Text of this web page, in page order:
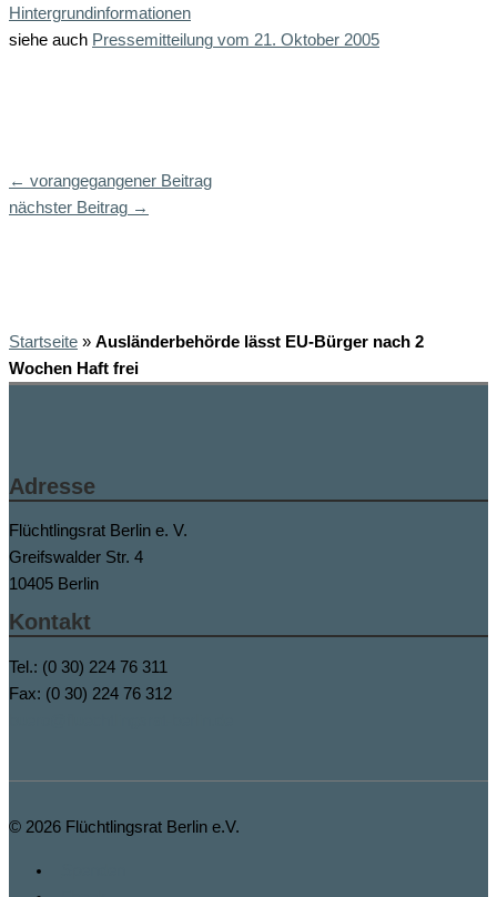
Hintergrundinformationen
siehe auch Pressemitteilung vom 21. Oktober 2005
← vorangegangener Beitrag
nächster Beitrag →
Startseite » Ausländerbehörde lässt EU-Bürger nach 2
Wochen Haft frei
Adresse
Flüchtlingsrat Berlin e. V.
Greifswalder Str. 4
10405 Berlin
Kontakt
Tel.: (0 30) 224 76 311
Fax: (0 30) 224 76 312
© 2026 Flüchtlingsrat Berlin e.V.